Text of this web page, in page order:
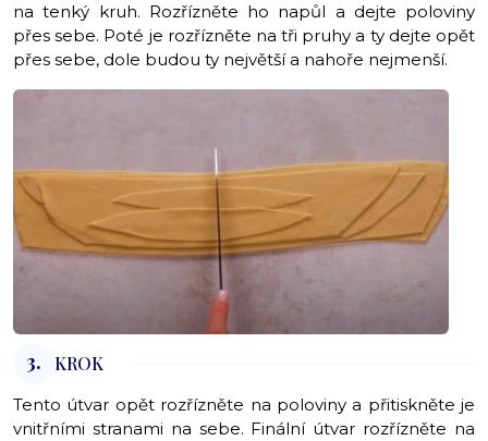
na tenký kruh. Rozřízněte ho napůl a dejte poloviny
přes sebe. Poté je rozřízněte na tři pruhy a ty dejte opět
přes sebe, dole budou ty největší a nahoře nejmenší.
3. KROK
Tento útvar opět rozřízněte na poloviny a přitiskněte je
vnitřními stranami na sebe. Finální útvar rozřízněte na